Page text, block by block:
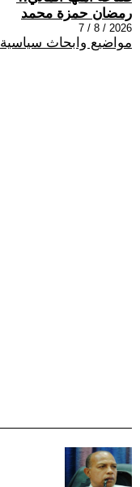
رمضان حمزة محمد
2026 / 8 / 7
مواضيع وابحاث سياسية